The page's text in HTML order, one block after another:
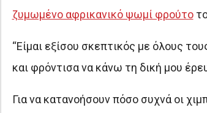
ζυμωμένο αφρικανικό ψωμί φρούτο
“Είμαι εξίσου σκεπτικός με όλους
και φρόντισα να κάνω τη δική μου
Για να κατανοήσουν πόσο συχνά οι